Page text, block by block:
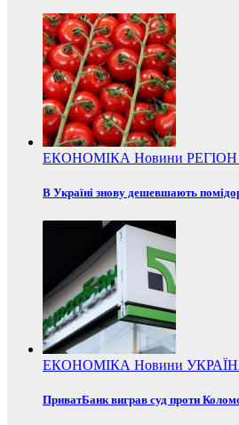
ЕКОНОМІКА Новини РЕГІОН
В Україні знову дешевшають
ЕКОНОМІКА Новини
ПриватБанк виграв суд проти